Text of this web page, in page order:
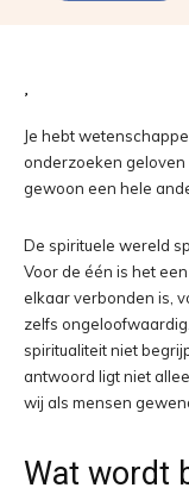
Je hebt
onderzoeken
gewoon een hele
De spirituele wereld
Voor de één is het
elkaar verbonden is,
zelfs
spiritualiteit niet
antwoord ligt niet
wij als mensen
Wat wordt